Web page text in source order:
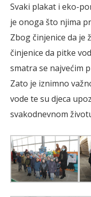
Svaki plakat i eko-
je onoga što njima
Zbog činjenice da je
činjenice da pitke
smatra se najvećim
Zato je iznimno
vode te su djeca
svakodnevnom